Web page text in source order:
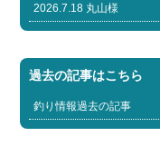
2026.7.18 丸山様
過去の記事はこちら
釣り情報過去の記事